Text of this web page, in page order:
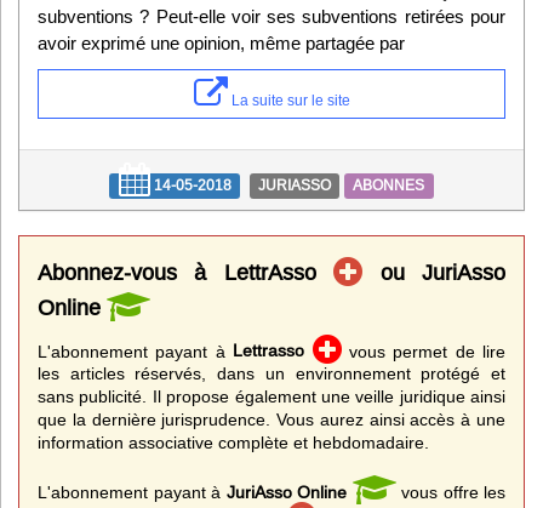
subventions ? Peut-elle voir ses subventions retirées pour
avoir exprimé une opinion, même partagée par
La suite sur le site
14-05-2018 JURIASSO ABONNES
Abonnez-vous à LettrAsso
ou JuriAsso
Online
L'abonnement payant à Lettrasso
vous permet de lire
les articles réservés, dans un environnement protégé et
sans publicité. Il propose également une veille juridique ainsi
que la dernière jurisprudence. Vous aurez ainsi accès à une
information associative complète et hebdomadaire.
L'abonnement payant à JuriAsso Online
vous offre les